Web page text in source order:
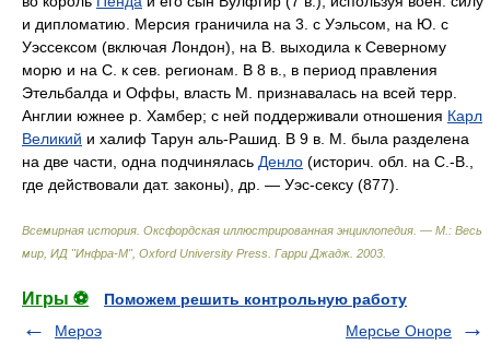
и дипломатию. Мерсия граничила на 3. с Уэльсом, на Ю. с
Уэссексом (включая Лондон), на В. выходила к Северному
морю и на С. к сев. регионам. В 8 в., в период правления
Этельбалда и Оффы, власть М. признавалась на всей терр.
Англии южнее р. Хамбер; с ней поддерживали отношения Карл
Великий и халиф Тарун аль-Рашид. В 9 в. М. была разделена
на две части, одна подчинялась Денло (историч. обл. на С.-В.,
где действовали дат. законы), др. — Уэс-сексу (877).
Всемирная история. Оксфордская иллюстрированная энциклопедия. — М.: Весь
мир, ИД "Инфра-М", Oxford University Press Гарри Джадж 2003
Игры ⚽
Поможем решить контрольную работу
Мероэ
Мерсье Оноре